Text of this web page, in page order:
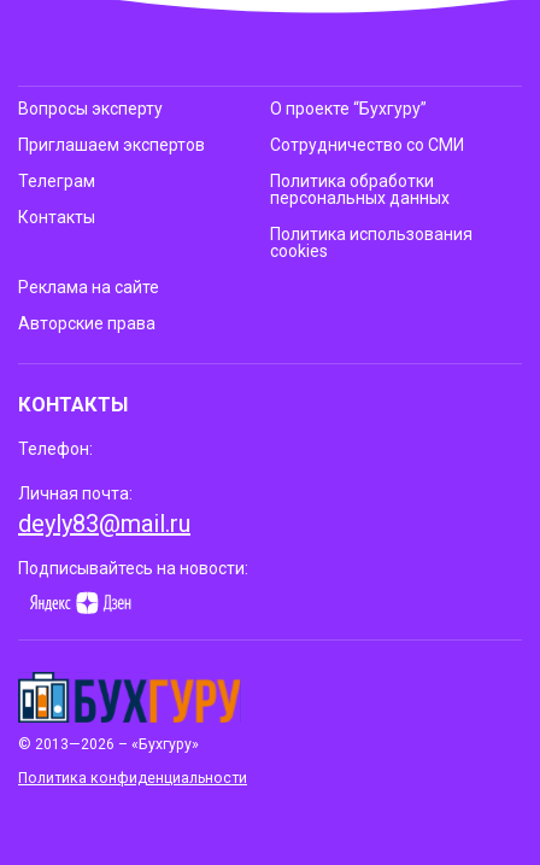
© 2013—2026 – «Бухгуру»
Политика конфиденциальности
Вопросы эксперту
Приглашаем экспертов
Телеграм
Контакты
О проекте “Бухгуру”
Сотрудничество со СМИ
Политика обработки
персональных данных
Политика использования
cookies
Реклама на сайте
Авторские права
КОНТАКТЫ
Телефон:
Личная почта:
deyly83@mail.ru
Подписывайтесь на новости: